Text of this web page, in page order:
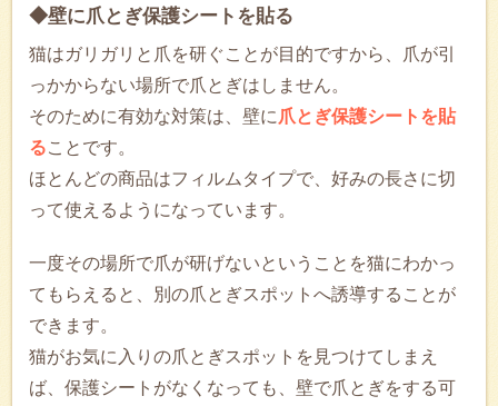
◆壁に爪とぎ保護シートを貼る
猫はガリガリと爪を研ぐことが目的ですから、爪が引
っかからない場所で爪とぎはしません。
そのために有効な対策は、壁に 爪とぎ保護シートを貼
ることです。
ほとんどの商品はフィルムタイプで、好みの長さに切
って使えるようになっています。
一度その場所で爪が研げないということを猫にわかっ
てもらえると、別の爪とぎスポットへ誘導することが
できます。
猫がお気に入りの爪とぎスポットを見つけてしまえ
ば、保護シートがなくなっても、壁で爪とぎをする可